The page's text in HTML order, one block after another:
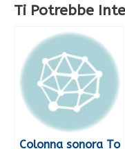
Ti Potrebbe
Colonna sonora To